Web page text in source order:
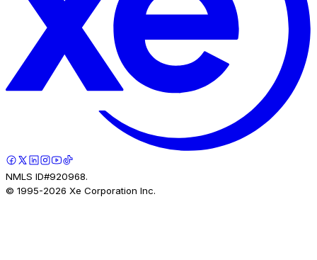
NMLS ID#920968.
© 1995-2026 Xe Corporation Inc.